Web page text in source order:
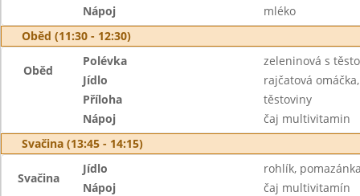
Nápoj
mléko
Oběd (11:30 - 12:30)
Oběd
Polévka
zeleninová s
Jídlo
rajčatová
Příloha
těstoviny
Nápoj
čaj multivitamin
Svačina (13:45 - 14:15)
Svačina
Jídlo
rohlík,
Nápoj
čaj multivitamín